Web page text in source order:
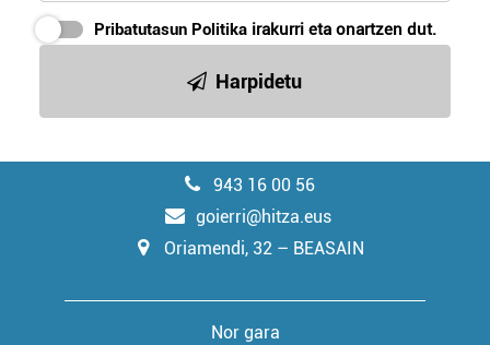
Pribatutasun Politika irakurri eta onartzen dut.
Harpidetu
943 16 00 56
goierri@hitza.eus
Oriamendi, 32 – BEASAIN
Nor gara